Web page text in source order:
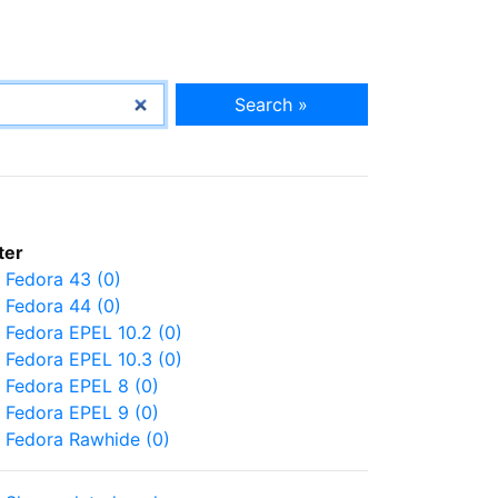
Search »
Fedora 43 (0)
Fedora 44 (0)
Fedora EPEL 10.2 (0)
Fedora EPEL 10.3 (0)
Fedora EPEL 8 (0)
Fedora EPEL 9 (0)
Fedora Rawhide (0)